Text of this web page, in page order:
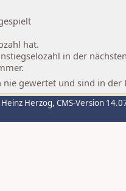
hat.
in der
gewertet und sind in der
Herzog, CMS-Version